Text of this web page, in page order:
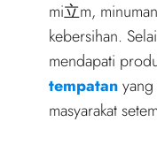
mi立m,
kebersihan.
mendapati
tempatan
masyarakat